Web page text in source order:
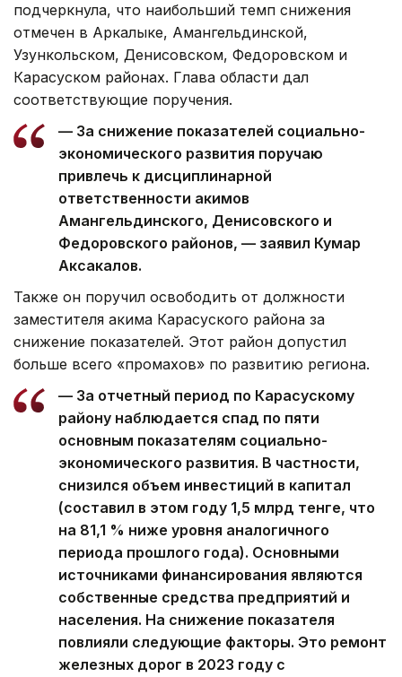
подчеркнула, что наибольший темп снижения
отмечен в Аркалыке, Амангельдинской,
Узункольском, Денисовском, Федоровском и
Карасуском районах. Глава области дал
соответствующие поручения.
— За снижение показателей социально-
экономического развития поручаю
привлечь к дисциплинарной
ответственности акимов
Амангельдинского, Денисовского и
Федоровского районов, — заявил Кумар
Аксакалов.
Также он поручил освободить от должности
заместителя акима Карасуского района за
снижение показателей. Этот район допустил
больше всего «промахов» по развитию региона.
— За отчетный период по Карасускому
району наблюдается спад по пяти
основным показателям социально-
экономического развития. В частности,
снизился объем инвестиций в капитал
(составил в этом году 1,5 млрд тенге, что
на 81,1 % ниже уровня аналогичного
периода прошлого года). Основными
источниками финансирования являются
собственные средства предприятий и
населения. На снижение показателя
повлияли следующие факторы. Это ремонт
железных дорог в 2023 году с